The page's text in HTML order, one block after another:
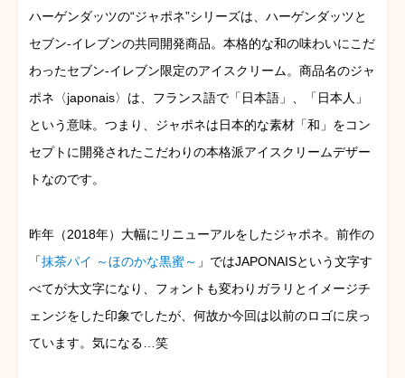
ハーゲンダッツの“ジャポネ”シリーズは、ハーゲンダッツと
セブン-イレブンの共同開発商品。本格的な和の味わいにこだ
わったセブン-イレブン限定のアイスクリーム。商品名のジャ
ポネ〈japonais〉は、フランス語で「日本語」、「日本人」
という意味。つまり、ジャポネは日本的な素材「和」をコン
セプトに開発されたこだわりの本格派アイスクリームデザー
トなのです。
昨年（2018年）大幅にリニューアルをしたジャポネ。前作の
「抹茶パイ ～ほのかな黒蜜～ 」ではJAPONAISという文字す
べてが大文字になり、フォントも変わりガラリとイメージチ
ェンジをした印象でしたが、何故か今回は以前のロゴに戻っ
ています。気になる…笑